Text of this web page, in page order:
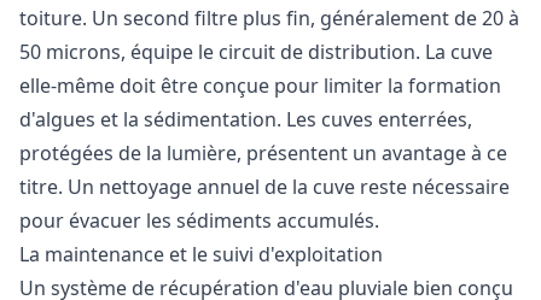
toiture. Un second filtre plus fin, généralement de 20 à
50 microns, équipe le circuit de distribution. La cuve
elle-même doit être conçue pour limiter la formation
d'algues et la sédimentation. Les cuves enterrées,
protégées de la lumière, présentent un avantage à ce
titre. Un nettoyage annuel de la cuve reste nécessaire
pour évacuer les sédiments accumulés.
La maintenance et le suivi d'exploitation
Un système de récupération d'eau pluviale bien conçu